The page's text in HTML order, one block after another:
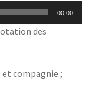
00:00
des
et compagnie ;